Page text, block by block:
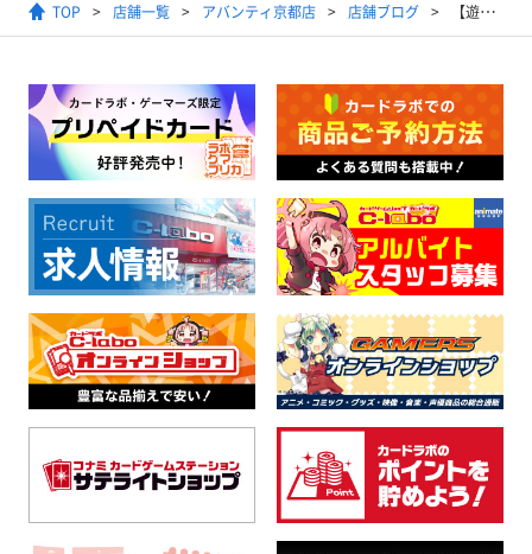
TOP 店舗一覧 アバンティ京都店 店舗ブログ 【遊戯王OCG】2025年10月20日開催 ランキングデュエル（1デュエル戦）結果発表【優勝デッキレシピ】